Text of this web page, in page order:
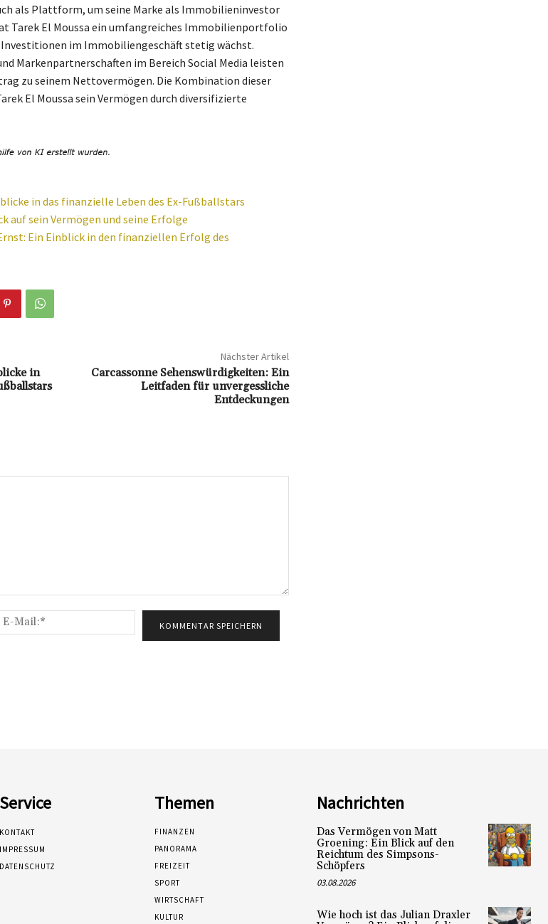
als Plattform, um seine Marke als Immobilieninvestor
Tarek El Moussa ein umfangreiches Immobilienportfolio
Investitionen im Immobiliengeschäft stetig wächst.
Markenpartnerschaften im Bereich Social Media leisten
zu seinem Nettovermögen. Die Kombination dieser
El Moussa sein Vermögen durch diversifizierte
in das finanzielle Leben des Ex-Fußballstars
auf sein Vermögen und seine Erfolge
Ein Einblick in den finanziellen Erfolg des
in
Nächster Artikel
Carcassonne Sehenswürdigkeiten: Ein
Leitfaden für unvergessliche
Entdeckungen
Mail:*
Service
KONTAKT
IMPRESSUM
DATENSCHUTZ
Themen
FINANZEN
PANORAMA
FREIZEIT
SPORT
WIRTSCHAFT
KULTUR
Nachrichten
Das Vermögen von Matt
Groening: Ein Blick auf den
Reichtum des Simpsons-
Schöpfers
03.08.2026
Wie hoch ist das Julian Draxler